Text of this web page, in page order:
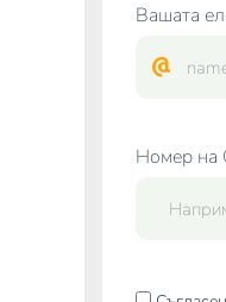
Вашата
Номер на